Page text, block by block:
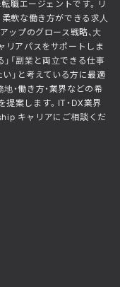
職エージェントです。リ
柔軟な働き方ができる求人
ップのグロース戦略、大
リアパスをサポートしま
「副業と両立できる仕事
」と考えている方に最適
・働き方・業界などの希
案します。IT・DX業界
キャリアにご相談くだ